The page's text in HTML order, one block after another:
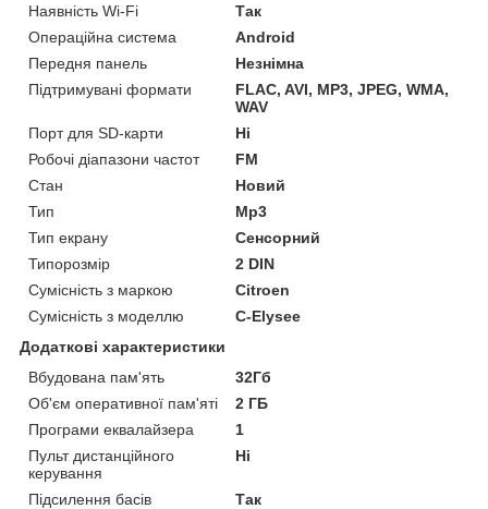
Наявність Wi-Fi
Так
Операційна система
Android
Передня панель
Незнімна
Підтримувані формати
FLAC, AVI, MP3, JPEG, WMA,
WAV
Порт для SD-карти
Ні
Робочі діапазони частот
FM
Стан
Новий
Тип
Mp3
Тип екрану
Сенсорний
Типорозмір
2 DIN
Сумісність з маркою
Citroen
Сумісність з моделлю
C-Elysee
Додаткові характеристики
Вбудована пам'ять
32Гб
Об'єм оперативної пам'яті
2 ГБ
Програми еквалайзера
1
Пульт дистанційного
керування
Ні
Підсилення басів
Так